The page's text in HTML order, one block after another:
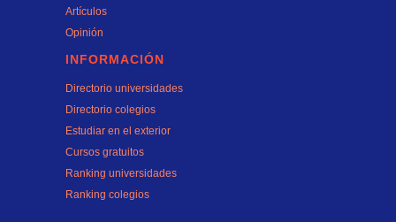
Artículos
Opinión
INFORMACIÓN
Directorio universidades
Directorio colegios
Estudiar en el exterior
Cursos gratuitos
Ranking universidades
Ranking colegios